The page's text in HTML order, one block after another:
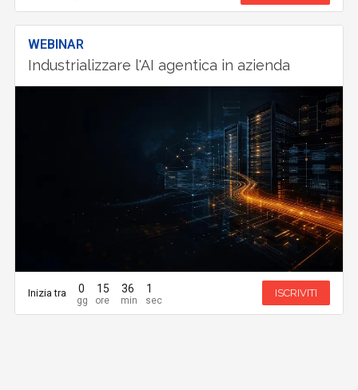
WEBINAR
Industrializzare l'AI agentica in azienda
Inizia tra 0 15 36 1 ISCRIVITI